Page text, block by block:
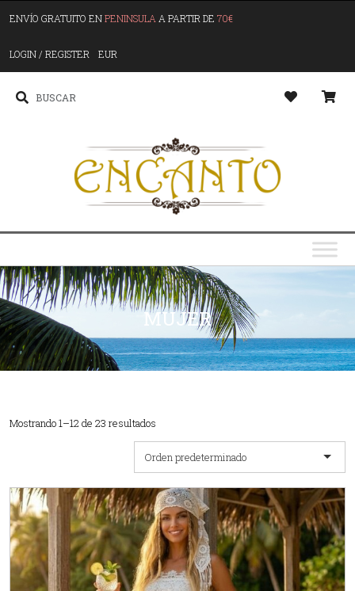
ENVÍO GRATUITO ENPENINSULA A PARTIR DE 70€
LOGIN / REGISTER EUR
MUJER
Mostrando 1–12 de 23 resultados
Orden predeterminado